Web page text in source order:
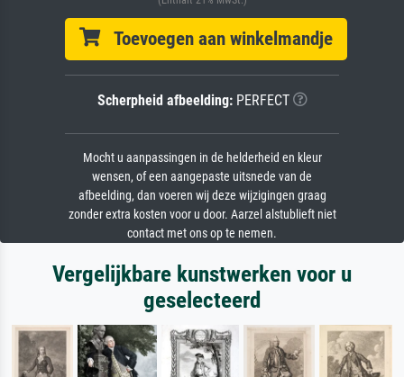
Toevoegen aan winkelmandje
Scherpheid afbeelding:PERFECT
Mocht u aanpassingen in de helderheid en kleur
wensen, of een aangepaste uitsnede van de
afbeelding, dan voeren wij deze wijzigingen graag
zonder extra kosten voor u door. Aarzel alstublieft niet
contact met ons op te nemen.
Vergelijkbare kunstwerken voor u
geselecteerd